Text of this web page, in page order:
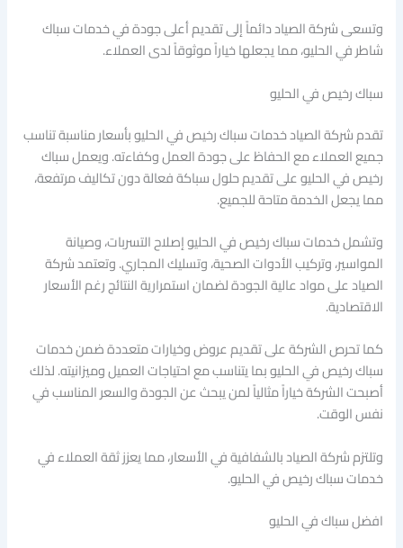
وتسعى شركة الصياد دائماً إلى تقديم أعلى جودة في خدمات سباك
شاطر في الحليو، مما يجعلها خياراً موثوقاً لدى العملاء.
سباك رخيص في الحليو
تقدم شركة الصياد خدمات سباك رخيص في الحليو بأسعار مناسبة تناسب
جميع العملاء مع الحفاظ على جودة العمل وكفاءته. ويعمل سباك
رخيص في الحليو على تقديم حلول سباكة فعالة دون تكاليف مرتفعة،
مما يجعل الخدمة متاحة للجميع.
وتشمل خدمات سباك رخيص في الحليو إصلاح التسربات، وصيانة
المواسير، وتركيب الأدوات الصحية، وتسليك المجاري. وتعتمد شركة
الصياد على مواد عالية الجودة لضمان استمرارية النتائج رغم الأسعار
الاقتصادية.
كما تحرص الشركة على تقديم عروض وخيارات متعددة ضمن خدمات
سباك رخيص في الحليو بما يتناسب مع احتياجات العميل وميزانيته. لذلك
أصبحت الشركة خياراً مثالياً لمن يبحث عن الجودة والسعر المناسب في
نفس الوقت.
وتلتزم شركة الصياد بالشفافية في الأسعار، مما يعزز ثقة العملاء في
خدمات سباك رخيص في الحليو.
افضل سباك في الحليو